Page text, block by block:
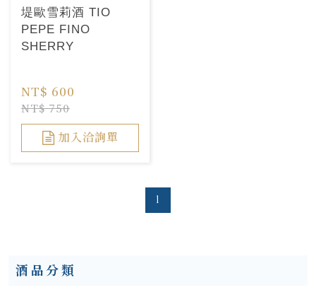
堤歐雪莉酒 TIO
PEPE FINO
SHERRY
NT$ 600
NT$ 750
加入洽詢單
1
酒品分類